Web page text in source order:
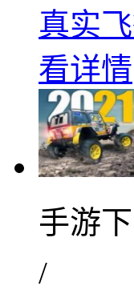
真实
看详情
手游
/